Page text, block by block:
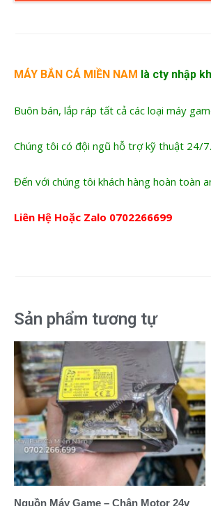
MÁY BẮN CÁ MIỀN NAM là cty nhập
Buôn bán, lắp ráp tất cả các loại máy
Chúng tôi có đội ngũ hỗ trợ kỹ thuật 24/
Đến với chúng tôi khách hàng hoàn toàn
Liên Hệ Hoặc Zalo 0702266699
Sản phẩm tương tự
Nguồn Máy Game – Chân Motor 24v